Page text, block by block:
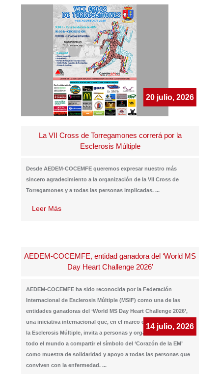
La VII Cross de Torregamones correrá por la
Esclerosis Múltiple
Desde AEDEM-COCEMFE queremos expresar nuestro más
sincero agradecimiento a la organización de la VII Cross de
Torregamones y a todas las personas implicadas. ...
Leer Más
20 julio, 2026
AEDEM-COCEMFE, entidad ganadora del ‘World MS
Day Heart Challenge 2026’
AEDEM-COCEMFE ha sido reconocida por la Federación
Internacional de Esclerosis Múltiple (MSIF) como una de las
entidades ganadoras del ‘World MS Day Heart Challenge 2026’,
una iniciativa internacional que, en el marco del Día Mundial de
la Esclerosis Múltiple, invita a personas y organizaciones de
todo el mundo a compartir el símbolo del ‘Corazón de la EM’
como muestra de solidaridad y apoyo a todas las personas que
conviven con la enfermedad. ...
14 julio, 2026